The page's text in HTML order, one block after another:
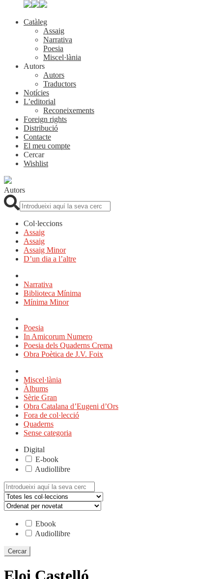
Catàleg
Assaig
Narrativa
Poesia
Miscel·lània
Autors
Autors
Traductors
Notícies
L’editorial
Reconeixements
Foreign rights
Distribució
Contacte
El meu compte
Cercar
Wishlist
Autors
Col·leccions
Assaig
Assaig
Assaig Minor
D’un dia a l’altre
Narrativa
Biblioteca Mínima
Mínima Minor
Poesia
In Amicorum Numero
Poesia dels Quaderns Crema
Obra Poètica de J.V. Foix
Miscel·lània
Àlbums
Sèrie Gran
Obra Catalana d’Eugeni d’Ors
Fora de col·lecció
Quaderns
Sense categoria
Digital
E-book
Audiollibre
Cerca:
Ebook
Audiollibre